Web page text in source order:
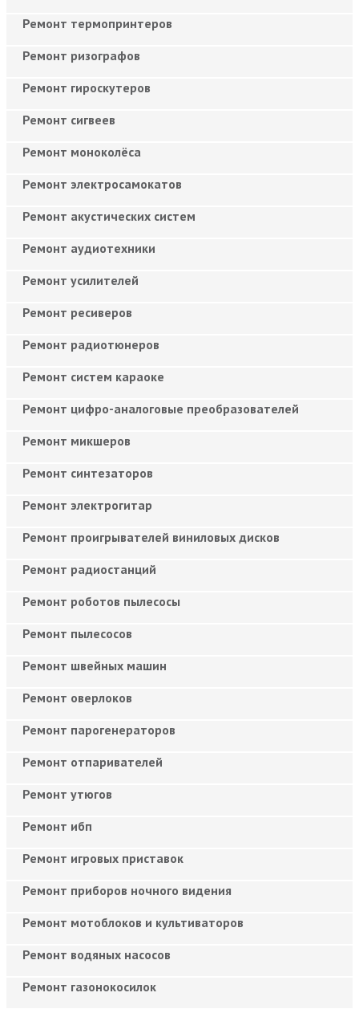
Ремонт термопринтеров
Ремонт ризографов
Ремонт гироскутеров
Ремонт сигвеев
Ремонт моноколёса
Ремонт электросамокатов
Ремонт акустических систем
Ремонт аудиотехники
Ремонт усилителей
Ремонт ресиверов
Ремонт радиотюнеров
Ремонт систем караоке
Ремонт цифро-аналоговые преобразователей
Ремонт микшеров
Ремонт синтезаторов
Ремонт электрогитар
Ремонт проигрывателей виниловых дисков
Ремонт радиостанций
Ремонт роботов пылесосы
Ремонт пылесосов
Ремонт швейных машин
Ремонт оверлоков
Ремонт парогенераторов
Ремонт отпаривателей
Ремонт утюгов
Ремонт ибп
Ремонт игровых приставок
Ремонт приборов ночного видения
Ремонт мотоблоков и культиваторов
Ремонт водяных насосов
Ремонт газонокосилок